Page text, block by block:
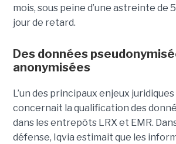
mois, sous peine d’une astreinte de
jour de retard.
Des données
anonymisées
L’un des principaux enjeux
concernait la qualification des
dans les entrepôts LRX et EMR.
défense, Iqvia estimait que les